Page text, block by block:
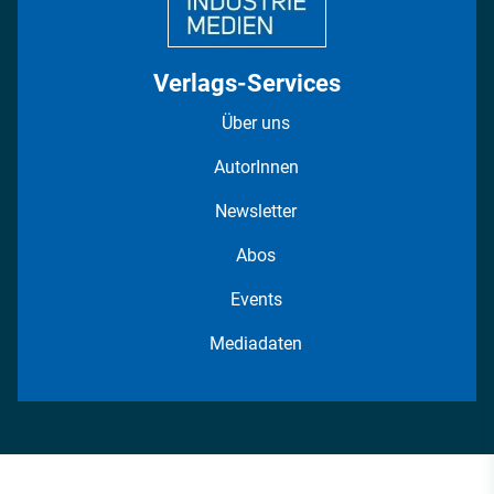
Verlags-Services
Über uns
AutorInnen
Newsletter
Abos
Events
Mediadaten